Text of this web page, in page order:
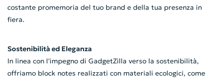
costante promemoria del tuo brand e della tua presenza in
fiera.
Sostenibilità ed Eleganza
In linea con l'impegno di GadgetZilla verso la sostenibilità,
offriamo block notes realizzati con materiali ecologici, come